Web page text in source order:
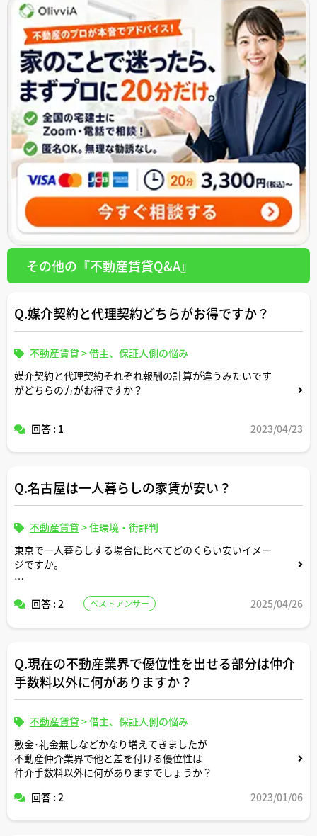
その他の『不動産賃貸Q&A』
Q.媒介契約と代理契約どちらがお得ですか？
不動産賃貸 >借主、保証人側の悩み
媒介契約と代理契約それぞれ報酬の計算が違うみたいです
がどちらの方がお得ですか？
回答 : 1 2023/04/23
Q.名古屋は一人暮らしの家賃が安い？
不動産賃貸 >住環境・街評判
東京で一人暮らしする場合に比べてどのくらい安いイメー
ジですか。
いです。
回答 : 2 ベストアンサー 2025/04/26
Q.現在の不動産業界で優位性を出せる部分は仲介
手数料以外に何がありますか？
不動産賃貸 >借主、保証人側の悩み
敷金･礼金無しなどかなり増えてきましたが
不動産仲介業界で他と差を付ける優位性は
仲介手数料以外に何がありますでしょうか？
回答 : 2
2023/01/06